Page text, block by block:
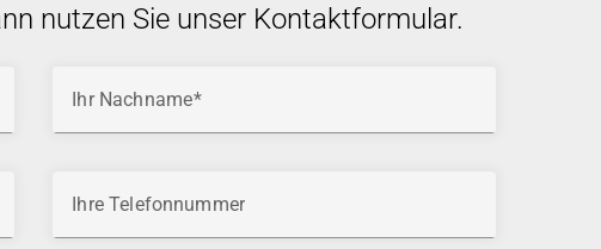
nutzen Sie unser Kontaktformular.
Ihr Nachname
Ihre Telefonnummer